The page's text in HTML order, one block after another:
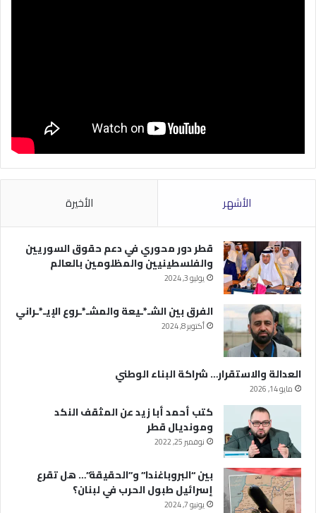
الأشهر الأخيرة
قطر دور محوري في دعم حقوق السوريين
والفلسطينيين والمظلومين بالعالم
يوليو 3, 2024
الفرق بين الشـ*ـيعة والمشـ*ـروع الإيـ*ـراني
أكتوبر 8, 2024
العدالة والاستقرار… شراكة البناء الوطني
مايو 14, 2026
كتب أحمد أبا زيد عن المثقف النكد
ومونديال قطر
نوفمبر 25, 2022
بين “البروباغندا” و”الحقيقة”… هل تقرع
إسرائيل طبول الحرب في لبنان؟
يونيو 7, 2024